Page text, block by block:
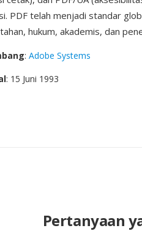
PDF telah menjadi standar
hukum, akademis, dan
: Adobe Systems
: 15 Juni 1993
Pertanyaan